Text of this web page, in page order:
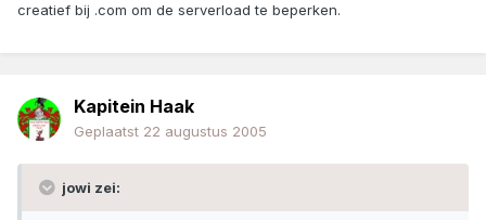
creatief bij .com om de serverload te beperken.
Kapitein Haak
Geplaatst 22 augustus 2005
jowi zei: